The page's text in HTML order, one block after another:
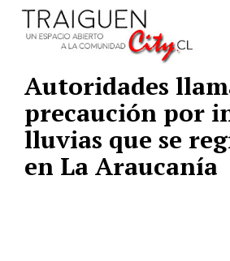
Autoridades
precaución por
lluvias que se
en La Araucanía